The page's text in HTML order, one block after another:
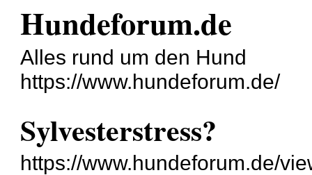
Hundeforum.de
Alles rund um den Hund
https://www.hundeforum.de/
Sylvesterstress?
https://www.hundeforum.de/